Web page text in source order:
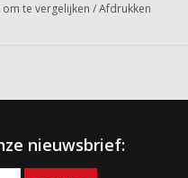
te vergelijken /Afdrukken
nieuwsbrief: